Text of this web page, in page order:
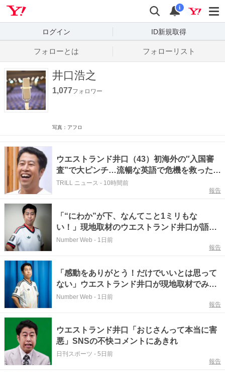
検索
通知
i
ログイン ID新規取得
フォローとは フォローリスト
井口浩之
1,077フォロワー
写真：アフロ
ウエストランド井口（43）初海外の″入国審
査”で大ピンチ…流暢な英語で危機を救った
【元人気アイドル】とは？「命の恩人」
TRILL ニュース - 10時間前
報告
「“にわか”が下、なんてこと1ミリもな
い！」現地取材のウエストランド井口が語る
W杯の楽しみ方「御多分に漏れず『ベッカム
Number Web - 1日前
報告
「感動をありがとう！だけでいいとは思って
ない」ウエストランド井口が現地取材でみた
W杯…選手への「誹謗中傷投稿」に一家言あ
Number Web - 1日前
報告
ウエストランド井口「おじさんって本当に害
悪」SNSの不快コメントにあきれ
日刊スポーツ - 5日前
報告